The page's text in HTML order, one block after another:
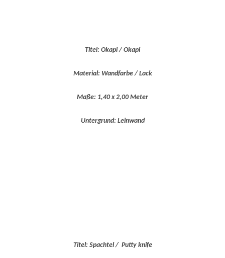
Titel: Okapi / Okapi
Material: Wandfarbe / Lack
Maße: 1,40 x 2,00 Meter
Untergrund: Leinwand
Titel: Spachtel / Putty knife